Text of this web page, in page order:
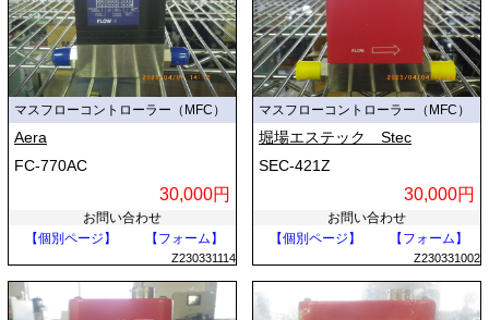
マスフローコントローラー（MFC）
Aera
FC-770AC
30,000円
お問い合わせ
【個別ページ】
【フォーム】
Z230331114
マスフローコントローラー（MFC）
堀場エステック Stec
SEC-421Z
30,000円
お問い合わせ
【個別ページ】
【フォーム】
Z230331002